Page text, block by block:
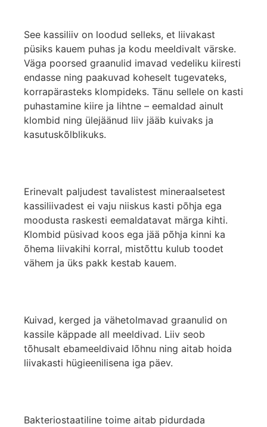
See kassiliiv on loodud selleks, et liivakast
püsiks kauem puhas ja kodu meeldivalt värske.
Väga poorsed graanulid imavad vedeliku kiiresti
endasse ning paakuvad koheselt tugevateks,
korrapärasteks klompideks. Tänu sellele on kasti
puhastamine kiire ja lihtne – eemaldad ainult
klombid ning ülejäänud liiv jääb kuivaks ja
kasutuskõlblikuks.
Erinevalt paljudest tavalistest mineraalsetest
kassiliivadest ei vaju niiskus kasti põhja ega
moodusta raskesti eemaldatavat märga kihti.
Klombid püsivad koos ega jää põhja kinni ka
õhema liivakihi korral, mistõttu kulub toodet
vähem ja üks pakk kestab kauem.
Kuivad, kerged ja vähetolmavad graanulid on
kassile käppade all meeldivad. Liiv seob
tõhusalt ebameeldivaid lõhnu ning aitab hoida
liivakasti hügieenilisena iga päev.
Bakteriostaatiline toime aitab pidurdada